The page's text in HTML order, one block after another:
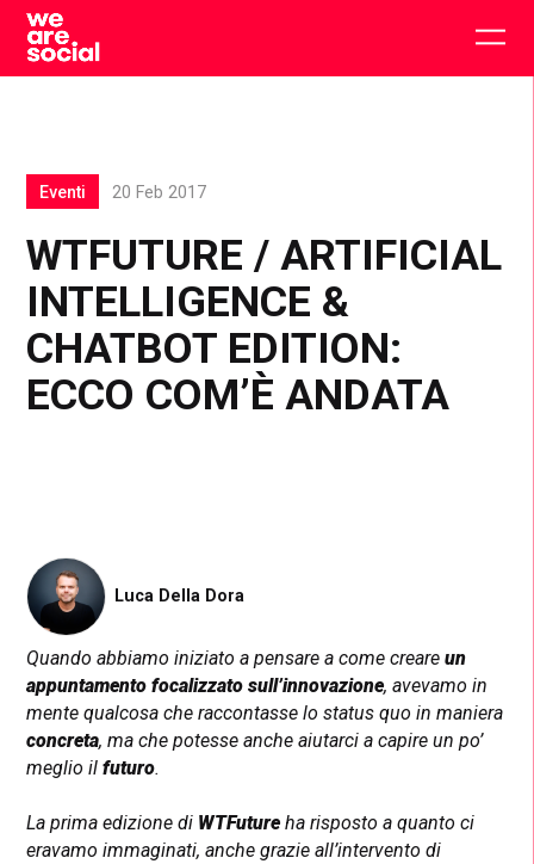
Skip
content
WTFUTURE / ARTIFICIAL
INTELLIGENCE &
CHATBOT EDITION:
ECCO COM’È ANDATA
Eventi 20 Feb 2017
Luca Della Dora
Quando abbiamo iniziato a pensare a come creareun
appuntamento focalizzato sull’innovazione, avevamo in
mente qualcosa che raccontasse lo status quo in maniera
concreta, ma che potesse anche aiutarci a capire un po’
meglio ilfuturo.
La prima edizione di WTFutureha risposto a quanto ci
eravamo immaginati, anche grazie all’intervento di